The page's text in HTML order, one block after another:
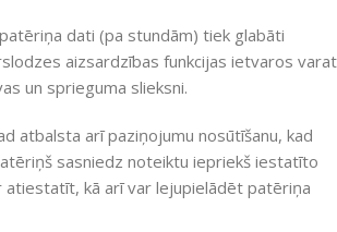
dati (pa stundām) tiek glabāti
aizsardzības funkcijas ietvaros varat
un sprieguma slieksni.
atbalsta arī paziņojumu nosūtīšanu, kad
sasniedz noteiktu iepriekš iestatīto
kā arī var lejupielādēt patēriņa